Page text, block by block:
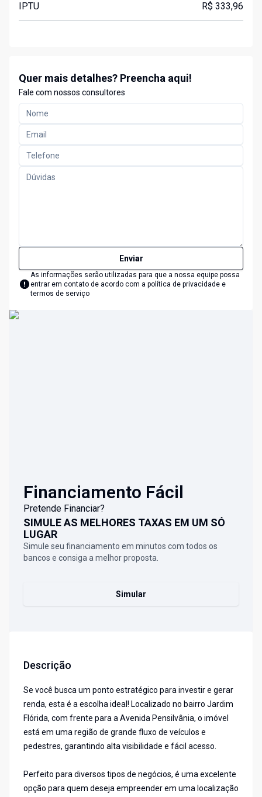
IPTU R$ 333,96
Quer mais detalhes? Preencha aqui!
Fale com nossos consultores
Enviar
As informações serão utilizadas para que a nossa equipe possa
entrar em contato de acordo com a política de privacidade e
termos de serviço
Financiamento Fácil
Pretende Financiar?
SIMULE AS MELHORES TAXAS EM UM SÓ
LUGAR
Simule seu financiamento em minutos com todos os
bancos e consiga a melhor proposta.
Simular
Descrição
Se você busca um ponto estratégico para investir e gerar
renda, esta é a escolha ideal! Localizado no bairro Jardim
Flórida, com frente para a Avenida Pensilvânia, o imóvel
está em uma região de grande fluxo de veículos e
pedestres, garantindo alta visibilidade e fácil acesso.
Perfeito para diversos tipos de negócios, é uma excelente
opção para quem deseja empreender em uma localização